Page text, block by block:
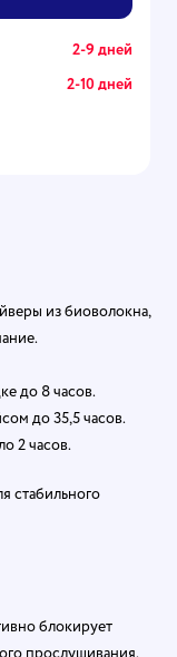
2-9 дней
2-10 дней
из биоволокна,
до 8 часов.
до 35,5 часов.
2 часов.
стабильного
блокирует
прослушивания.